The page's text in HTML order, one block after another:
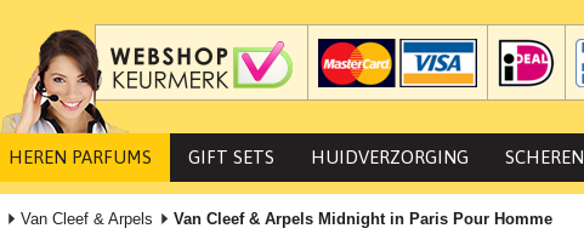
HEREN PARFUMS GIFT SETS HUIDVERZORGING SCHEREN
Van Cleef & Arpels Van Cleef & Arpels Midnight in Paris Pour Homme